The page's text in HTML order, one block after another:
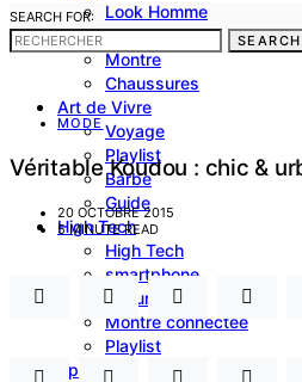
Look Homme
costume
Montre
Chaussures
Art de Vivre
Voyage
Playlist
Barbe
Guide
High Tech
High Tech
smartphone
Voiture
Montre connectée
Playlist
Sport
SEARCH FOR:
SEARCH
MODE
Véritable Koudou : chic &
20 OCTOBRE 2015
5 MINUTE READ